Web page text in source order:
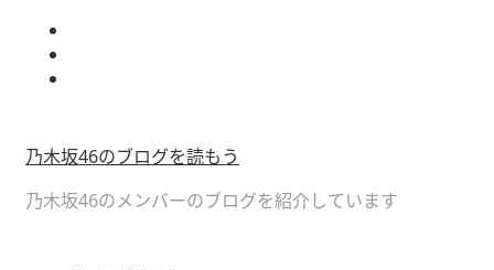
乃木坂46のブログを読もう
乃木坂46のメンバーのブログを紹介しています